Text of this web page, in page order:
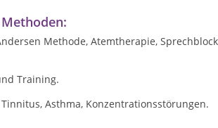
Methode, Atemtherapie,
Training.
Asthma, Konzentrationsstörungen.